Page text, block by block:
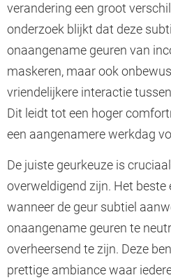
verandering een groot
onderzoek blijkt dat deze
onaangename geuren van
maskeren, maar ook
vriendelijkere interactie
Dit leidt tot een hoger
een aangenamere werkdag
De juiste geurkeuze is
overweldigend zijn. Het
wanneer de geur subtiel
onaangename geuren te
overheersend te zijn. Deze
prettige ambiance waar